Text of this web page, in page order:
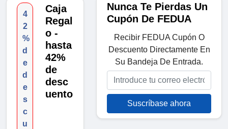
4
2
%
d
e
d
e
s
c
u
Caja
Regal
o -
hasta
42%
de
desc
uento
Nunca Te Pierdas Un
Cupón De FEDUA
Recibir FEDUA Cupón O
Descuento Directamente En
Su Bandeja De Entrada.
Suscríbase ahora